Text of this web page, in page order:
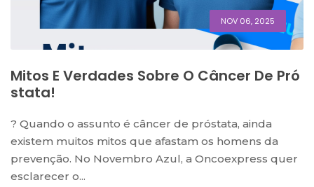
NOV 06, 2025
Mitos E Verdades Sobre O Câncer De Pró
Stata!
? Quando o assunto é câncer de próstata, ainda
existem muitos mitos que afastam os homens da
prevenção. No Novembro Azul, a Oncoexpress quer
esclarecer o...